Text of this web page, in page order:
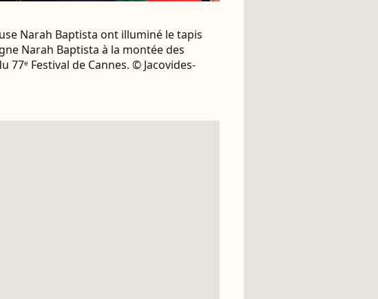
Narah Baptista ont illuminé le tapis
Narah Baptista à la montée des
Festival de Cannes. © Jacovides-